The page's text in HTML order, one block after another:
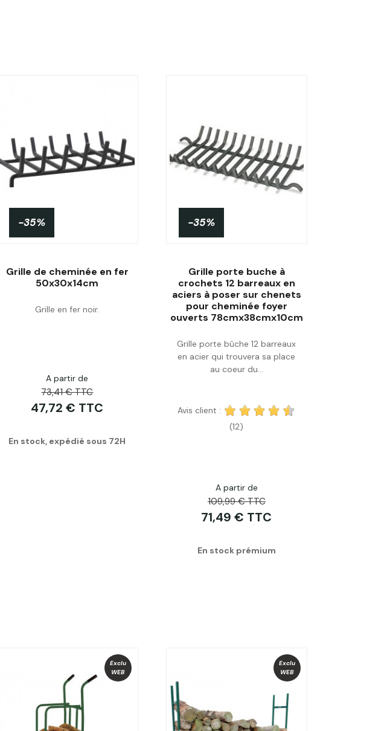
Acheter
-35%
Grille de cheminée en fer
50x30x14cm
Grille en fer noir.
A partir de
73,41 € TTC
47,72 € TTC
En stock, expédié sous 72H
Acheter
-35%
Grille porte buche à
crochets 12 barreaux en
aciers à poser sur chenets
pour cheminée foyer
ouverts 78cmx38cmx10cm
Grille porte bûche 12 barreaux
en acier qui trouvera sa place
au coeur du...
Avis client :
(12)
A partir de
109,99 € TTC
71,49 € TTC
En stock prémium
Exclu
WEB
Exclu
WEB